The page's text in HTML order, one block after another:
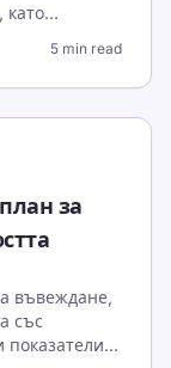
като
5 min read
за
въвеждане,
със
и